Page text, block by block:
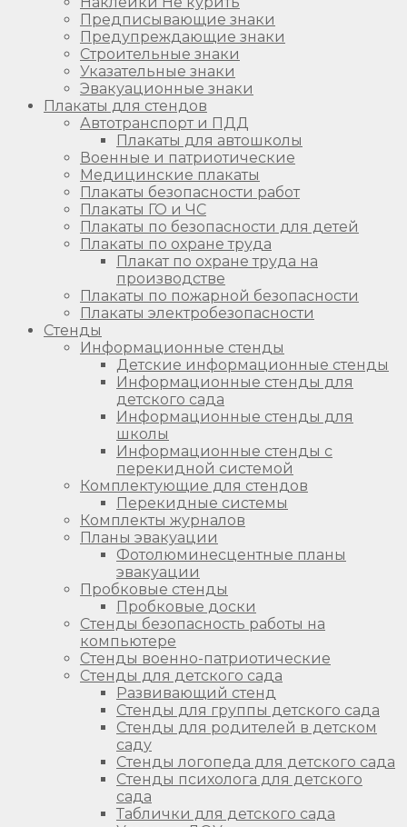
Предписывающие знаки
Предупреждающие знаки
Строительные знаки
Указательные знаки
Эвакуационные знаки
Плакаты для стендов
Автотранспорт и ПДД
Плакаты для автошколы
Военные и патриотические
Медицинские плакаты
Плакаты безопасности работ
Плакаты ГО и ЧС
Плакаты по безопасности для детей
Плакаты по охране труда
Плакат по охране труда на
производстве
Плакаты по пожарной безопасности
Плакаты электробезопасности
Стенды
Информационные стенды
Детские информационные стенды
Информационные стенды для
детского сада
Информационные стенды для
школы
Информационные стенды с
перекидной системой
Комплектующие для стендов
Перекидные системы
Комплекты журналов
Планы эвакуации
Фотолюминесцентные планы
эвакуации
Пробковые стенды
Пробковые доски
Стенды безопасность работы на
компьютере
Стенды военно-патриотические
Стенды для детского сада
Развивающий стенд
Стенды для группы детского сада
Стенды для родителей в детском
саду
Стенды логопеда для детского сада
Стенды психолога для детского
сада
Таблички для детского сада